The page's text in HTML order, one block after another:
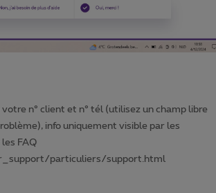
n° client et n° tél (utilisez un champ libre
info uniquement visible par les
FAQ
particuliers/support.html